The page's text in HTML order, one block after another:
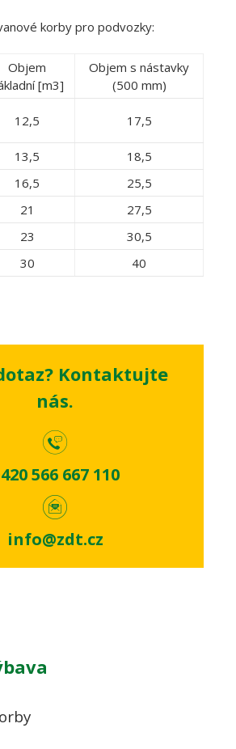
korby pro podvozky:
Objem
[m3]
Objem s nástavky
(500 mm)
12,5 17,5
13,5
18,5
16,5
25,5
21
27,5
23
30,5
30 40
Kontaktujte
nás.
566 667 110
info@zdt.cz